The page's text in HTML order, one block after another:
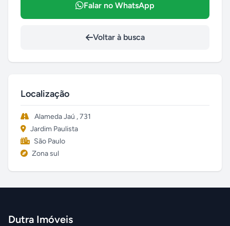
Falar no WhatsApp
Voltar à busca
Localização
Alameda Jaú , 731
Jardim Paulista
São Paulo
Zona sul
Dutra Imóveis